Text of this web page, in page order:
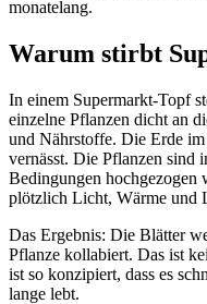
monatelang.
Warum stirbt
In einem Supermarkt-Topf
einzelne Pflanzen dicht an
und Nährstoffe. Die Erde
vernässt. Die Pflanzen sind
Bedingungen hochgezogen
plötzlich Licht, Wärme und
Das Ergebnis: Die Blätter
Pflanze kollabiert. Das ist
ist so konzipiert, dass es
lange lebt.